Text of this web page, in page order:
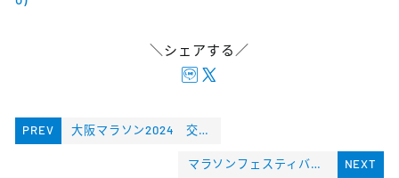
＼シェアする／
PREV 大阪マラソン2024 交通規制について
NEXT
マラソンフェスティバルナゴヤ2024 交通規制について